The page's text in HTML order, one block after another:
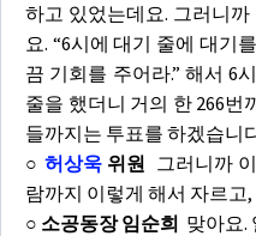
하고 있었는데요. 그러니
요. “6시에 대기 줄에 대기
끔 기회를 주어라.” 해서 6
줄을 했더니 거의 한 266번
들까지는 투표를 하겠습니
○ 허상욱위원 그러니까
람까지 이렇게 해서 자르고,
○ 소공동장 임순희 맞아요.